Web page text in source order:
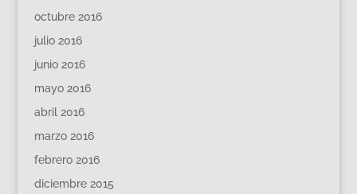
octubre 2016
julio 2016
junio 2016
mayo 2016
abril 2016
marzo 2016
febrero 2016
diciembre 2015